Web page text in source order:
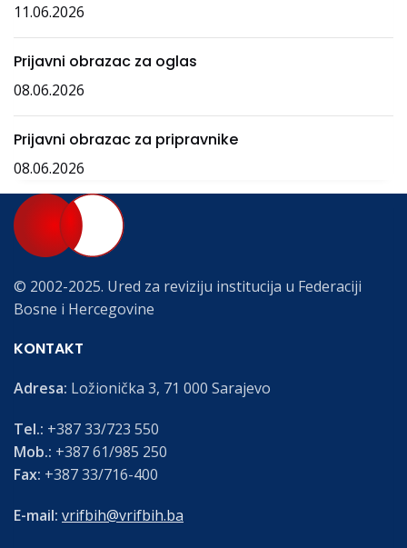
11.06.2026
Prijavni obrazac za oglas
08.06.2026
Prijavni obrazac za pripravnike
08.06.2026
© 2002-2025. Ured za reviziju institucija u Federaciji
Bosne i Hercegovine
KONTAKT
Adresa: Ložionička 3, 71 000 Sarajevo
Tel.: +387 33/723 550
Mob.: +387 61/985 250
Fax: +387 33/716-400
E-mail: vrifbih@vrifbih.ba